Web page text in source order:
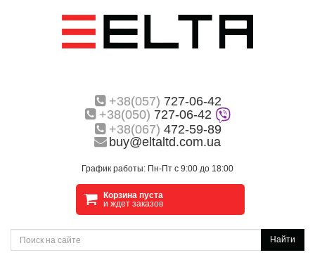
+38(057) 727-06-42
+38(050) 727-06-42
+38(067) 472-59-89
buy@eltaltd.com.ua
График работы: Пн-Пт с 9:00 до 18:00
Корзина пуста
и ждет заказов
Найти